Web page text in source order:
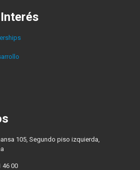
105, Segundo piso izquierda,
46 00